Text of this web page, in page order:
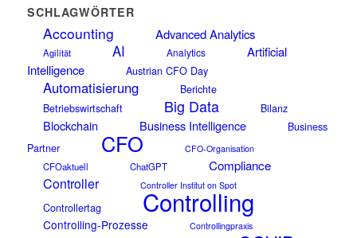
SCHLAGWÖRTER
Accounting Advanced Analytics
Agilität AI Analytics
Artificial
Intelligence
Austrian CFO Day
Automatisierung
Berichte
Betriebswirtschaft
Big Data Bilanz
Blockchain Business Intelligence
Business
Partner
CFO CFO-Organisation
CFOaktuell ChatGPT Compliance
Controller Controller Institut on Spot
Controllertag Controlling
Controlling-Prozesse Controllingpraxis